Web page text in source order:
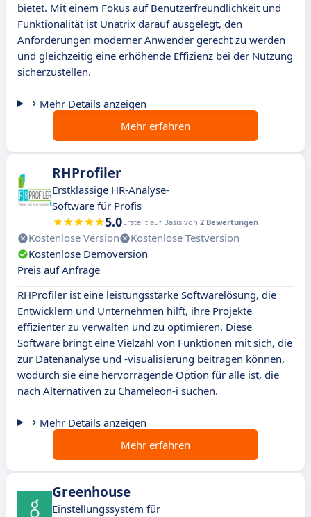
bietet. Mit einem Fokus auf Benutzerfreundlichkeit und
Funktionalität ist Unatrix darauf ausgelegt, den
Anforderungen moderner Anwender gerecht zu werden
und gleichzeitig eine erhöhende Effizienz bei der Nutzung
sicherzustellen.
Mehr Details anzeigen
Mehr erfahren
RHProfiler
Erstklassige HR-Analyse-
Software für Profis
5.0Erstellt auf Basis von 2 Bewertungen
Kostenlose Version
Kostenlose Testversion
Kostenlose Demoversion
Preis auf Anfrage
RHProfiler ist eine leistungsstarke Softwarelösung, die
Entwicklern und Unternehmen hilft, ihre Projekte
effizienter zu verwalten und zu optimieren. Diese
Software bringt eine Vielzahl von Funktionen mit sich, die
zur Datenanalyse und -visualisierung beitragen können,
wodurch sie eine hervorragende Option für alle ist, die
nach Alternativen zu Chameleon-i suchen.
Mehr Details anzeigen
Mehr erfahren
Greenhouse
Einstellungssystem für